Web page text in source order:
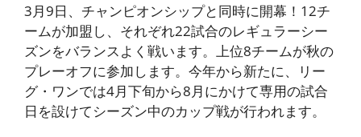
3月9日、チャンピオンシップと同時に開幕！12チ
ームが加盟し、それぞれ22試合のレギュラーシー
ズンをバランスよく戦います。上位8チームが秋の
プレーオフに参加します。今年から新たに、リー
グ・ワンでは4月下旬から8月にかけて専用の試合
日を設けてシーズン中のカップ戦が行われます。